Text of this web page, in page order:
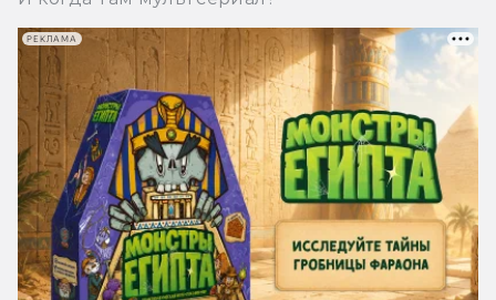
РЕКЛАМА